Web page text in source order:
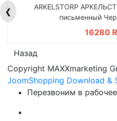
❮
ARKELSTORP
письменный
16280
Назад
Copyright MAXXmarketing
JoomShopping Download &
Перезвоним в